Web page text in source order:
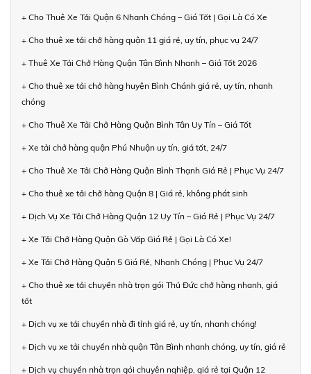
+ Cho Thuê Xe Tải Quận 6 Nhanh Chóng – Giá Tốt | Gọi Là Có Xe
+ Cho thuê xe tải chở hàng quận 11 giá rẻ, uy tín, phục vụ 24/7
+ Thuê Xe Tải Chở Hàng Quận Tân Bình Nhanh – Giá Tốt 2026
+ Cho thuê xe tải chở hàng huyện Bình Chánh giá rẻ, uy tín, nhanh
chóng
+ Cho Thuê Xe Tải Chở Hàng Quận Bình Tân Uy Tín – Giá Tốt
+ Xe tải chở hàng quận Phú Nhuận uy tín, giá tốt, 24/7
+ Cho Thuê Xe Tải Chở Hàng Quận Bình Thạnh Giá Rẻ | Phục Vụ 24/7
+ Cho thuê xe tải chở hàng Quận 8 | Giá rẻ, không phát sinh
+ Dịch Vụ Xe Tải Chở Hàng Quận 12 Uy Tín – Giá Rẻ | Phục Vụ 24/7
+ Xe Tải Chở Hàng Quận Gò Vấp Giá Rẻ | Gọi Là Có Xe!
+ Xe Tải Chở Hàng Quận 5 Giá Rẻ, Nhanh Chóng | Phục Vụ 24/7
+ Cho thuê xe tải chuyển nhà trọn gói Thủ Đức chở hàng nhanh, giá
tốt
+ Dịch vụ xe tải chuyển nhà đi tỉnh giá rẻ, uy tín, nhanh chóng!
+ Dịch vụ xe tải chuyển nhà quận Tân Bình nhanh chóng, uy tín, giá rẻ
+ Dịch vụ chuyển nhà trọn gói chuyên nghiệp, giá rẻ tại Quận 12